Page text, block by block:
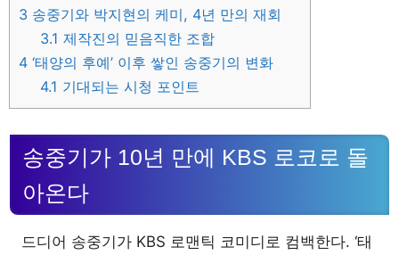
3 송중기와 박지현의 케미, 4년 만의 재회
3.1 제작진의 믿음직한 조합
4 ‘태양의 후예’ 이후 쌓인 송중기의 변화
4.1 기대되는 시청 포인트
송중기가 10년 만에 KBS 로코로 돌
아온다
드디어 송중기가 KBS 로맨틱 코미디로 컴백한다. ‘태